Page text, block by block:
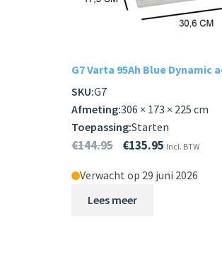
G7 Varta 95Ah Blue Dynamic
SKU:G7
Afmeting:306 × 173 × 225 cm
Toepassing:Starten
€144.95 €135.95 Incl. BTW
Verwacht op 29 juni 2026
Lees meer